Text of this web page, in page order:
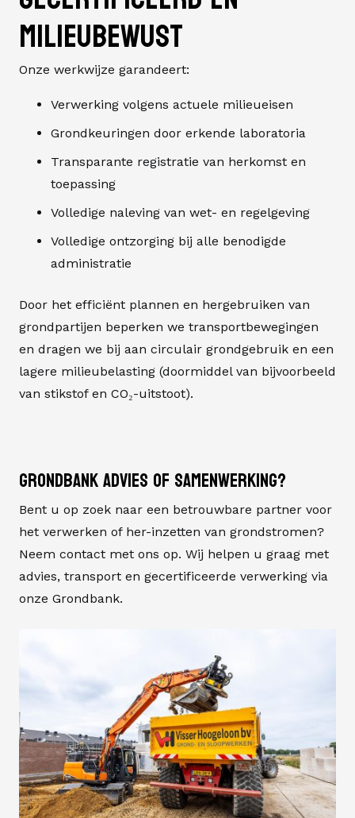
milieubewust
Onze werkwijze garandeert:
Verwerking volgens actuele milieueisen
Grondkeuringen door erkende laboratoria
Transparante registratie van herkomst en
toepassing
Volledige naleving van wet- en regelgeving
Volledige ontzorging bij alle benodigde
administratie
Door het efficiënt plannen en hergebruiken van
grondpartijen beperken we transportbewegingen
en dragen we bij aan circulair grondgebruik en een
lagere milieubelasting (doormiddel van bijvoorbeeld
van stikstof en CO₂-uitstoot).
Grondbank advies of samenwerking?
Bent u op zoek naar een betrouwbare partner voor
het verwerken of her-inzetten van grondstromen?
Neem contact met ons op. Wij helpen u graag met
advies, transport en gecertificeerde verwerking via
onze Grondbank.